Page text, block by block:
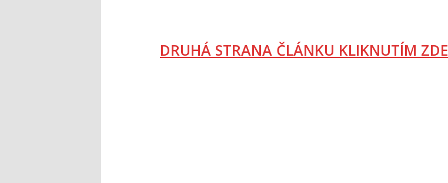
DRUHÁ STRANA ČLÁNKU KLIKNUTÍM ZDE